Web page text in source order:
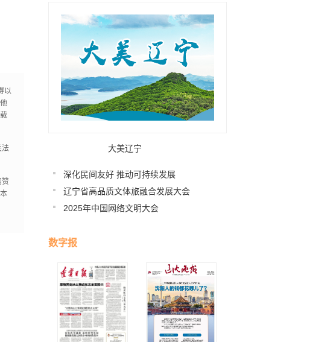
以
法
赞
大美辽宁
深化民间友好 推动可持续发展
辽宁省高品质文体旅融合发展大会
2025年中国网络文明大会
数字报